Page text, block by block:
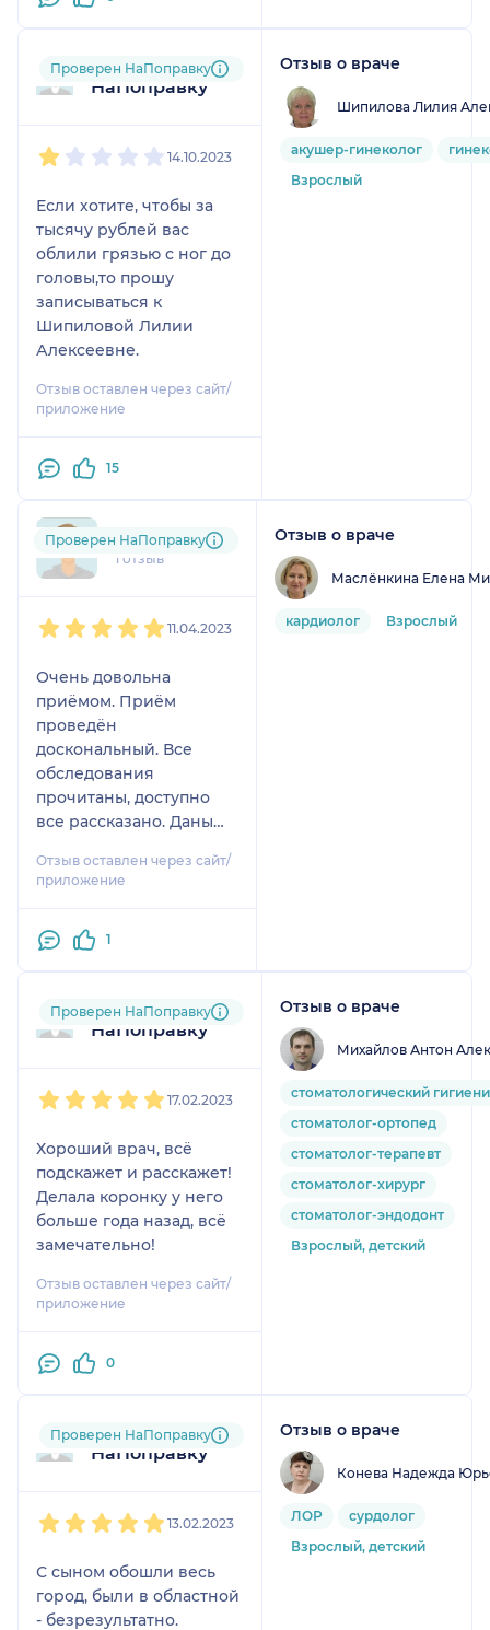
Пользователь
НаПоправку
Проверен НаПоправку
14.10.2023
Если хотите, чтобы за
тысячу рублей вас
облили грязью с ног до
головы,то прошу
записываться к
Шипиловой Лилии
Алексеевне.
Отзыв оставлен через сайт/
приложение
15
Отзыв о враче
Шипилова Лилия
акушер-гинеколог
Взрослый
nat....@....com
1 отзыв
Проверен НаПоправку
11.04.2023
Очень довольна
приёмом. Приём
проведён
доскональный. Все
обследования
прочитаны, доступно
все рассказано. Даны
Грамотный врач,
специалист своей
Вам.
Отзыв оставлен через сайт/
приложение
1
Отзыв о враче
Маслёнкина Елена
кардиолог Взрослый
Пользователь
НаПоправку
Проверен НаПоправку
17.02.2023
Хороший врач, всё
подскажет и расскажет!
Делала коронку у него
больше года назад, всё
замечательно!
Отзыв оставлен через сайт/
приложение
0
Отзыв о враче
Михайлов Антон
стоматологический
стоматолог-ортопед
стоматолог-терапевт
стоматолог-хирург
стоматолог-эндодонт
Взрослый, детский
Пользователь
НаПоправку
Проверен НаПоправку
13.02.2023
С сыном обошли весь
город, были в областной
- безрезультатно.
Отзыв о враче
Конева Надежда
ЛОР
сурдолог
Взрослый, детский